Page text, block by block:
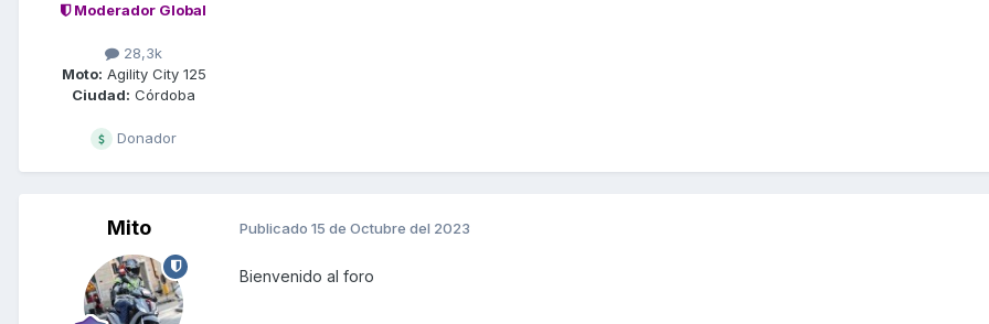
Moderador Global
28,3k
Moto: Agility City 125
Ciudad: Córdoba
Donador
Mito Publicado 15 de Octubre del 2023
Bienvenido al foro